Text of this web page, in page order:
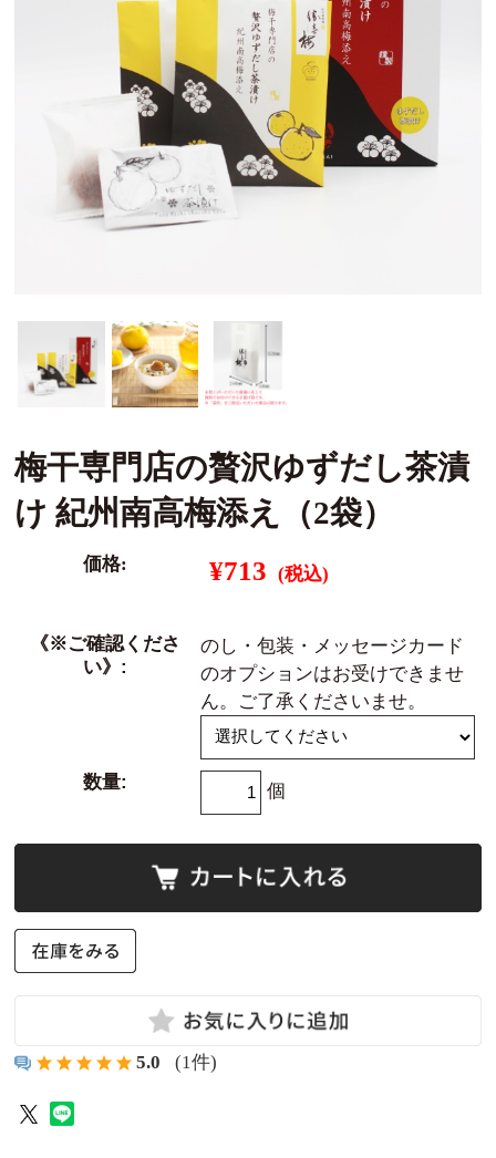
梅干専門店の贅沢ゆずだし茶漬
け 紀州南高梅添え（2袋）
価格: ¥713 (税込)
《※ご確認くださ
い》:
のし・包装・メッセージカード
のオプションはお受けできませ
ん。ご了承くださいませ。
数量: 個
5.0 (1件)